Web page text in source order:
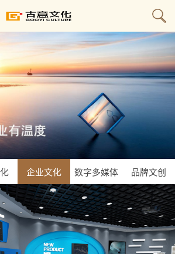
企业文化 数字多媒体 品牌文创